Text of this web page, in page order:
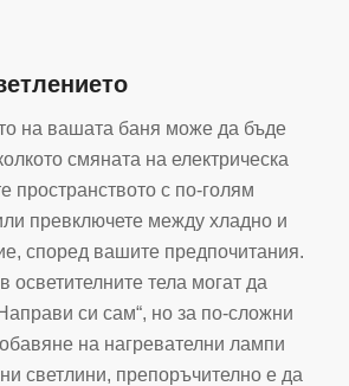
на вашата баня може да бъде
смяната на електрическа
пространството с по-голям
превключете между хладно и
според вашите предпочитания.
осветителните тела могат да
си сам“, но за по-сложни
на нагревателни лампи
светлини, препоръчително е да